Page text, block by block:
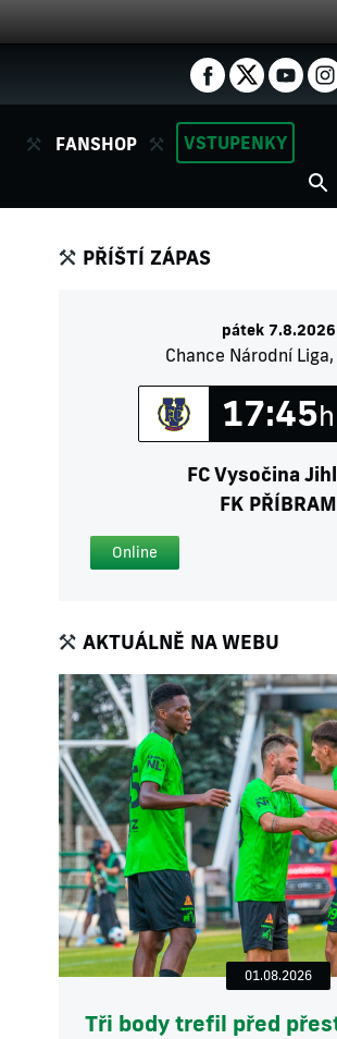
FANSHOP VSTUPENKY
PŘÍŠTÍ ZÁPAS
pátek 7.8.2026
Chance Národní
17:45h
FC Vysočina
FK PŘÍBRAM
Online
AKTUÁLNĚ NA WEBU
01.08.2026
Tři body trefil před